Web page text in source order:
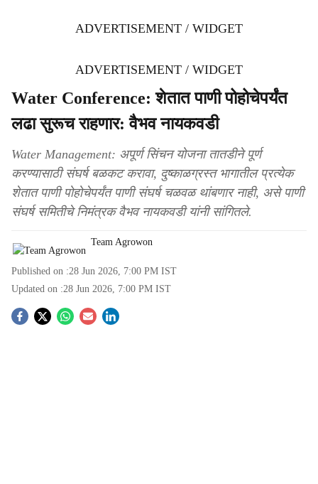
ADVERTISEMENT / WIDGET
ADVERTISEMENT / WIDGET
Water Conference: शेतात पाणी पोहोचेपर्यंत
लढा सुरूच राहणार: वैभव नायकवडी
Water Management: अपूर्ण सिंचन योजना तातडीने पूर्ण
करण्यासाठी संघर्ष बळकट करावा, दुष्काळग्रस्त भागातील प्रत्येक
शेतात पाणी पोहोचेपर्यंत पाणी संघर्ष चळवळ थांबणार नाही, असे पाणी
संघर्ष समितीचे निमंत्रक वैभव नायकवडी यांनी सांगितले.
Team Agrowon
Published on :28 Jun 2026, 7:00 PM IST
Updated on :28 Jun 2026, 7:00 PM IST
S